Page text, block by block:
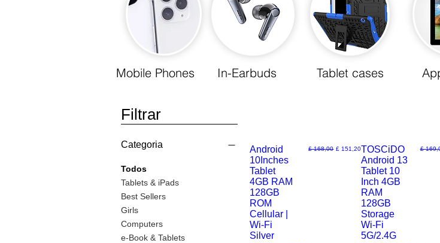
Mobile Phones In-Earbuds Tablet cases
Filtrar
Categoria
Todos
Tablets & iPads
Best Sellers
Girls
Computers
e-Book & Tablets
Visualização
rápida
Android
10Inches
Tablet
4GB RAM
128GB
ROM
Cellular |
Wi-Fi
Silver
Preço normal
£ 168,00 Preço promocional
£ 151,20
Visualização
rápida
Most Loved
TOSCiDO
Android 13
Tablet 10
Inch 4GB
RAM
128GB
Storage
Wi-Fi
5G/2.4G
Preço
£